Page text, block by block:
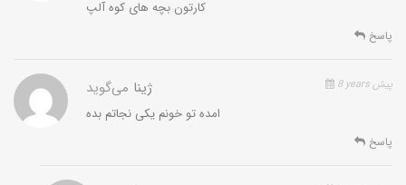
کارتون بچه های کوه آلپ
پاسخ
ژینا می‌گوید 8 years پیش
امده تو خونم یکی نجاتم بده
پاسخ